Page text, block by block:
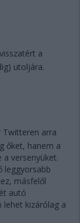
a
utoljára.
Twitteren arra
őket, hanem a
versenyüket.
leggyorsabb
másfelől
autó
lehet kizárólag a